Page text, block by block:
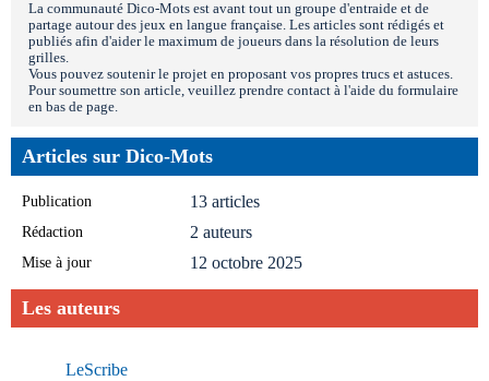
La communauté Dico-Mots est avant tout un groupe d'entraide et de
partage autour des jeux en langue française. Les articles sont rédigés et
publiés afin d'aider le maximum de joueurs dans la résolution de leurs
grilles.
Vous pouvez soutenir le projet en proposant vos propres trucs et astuces.
Pour soumettre son article, veuillez prendre contact à l'aide du formulaire
en bas de page.
Articles sur Dico-Mots
Publication 13 articles
Rédaction 2 auteurs
Mise à jour 12 octobre 2025
Les auteurs
LeScribe